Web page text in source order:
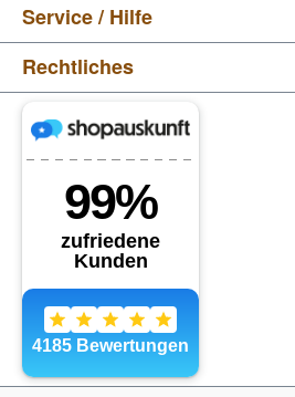
Service / Hilfe
Rechtliches